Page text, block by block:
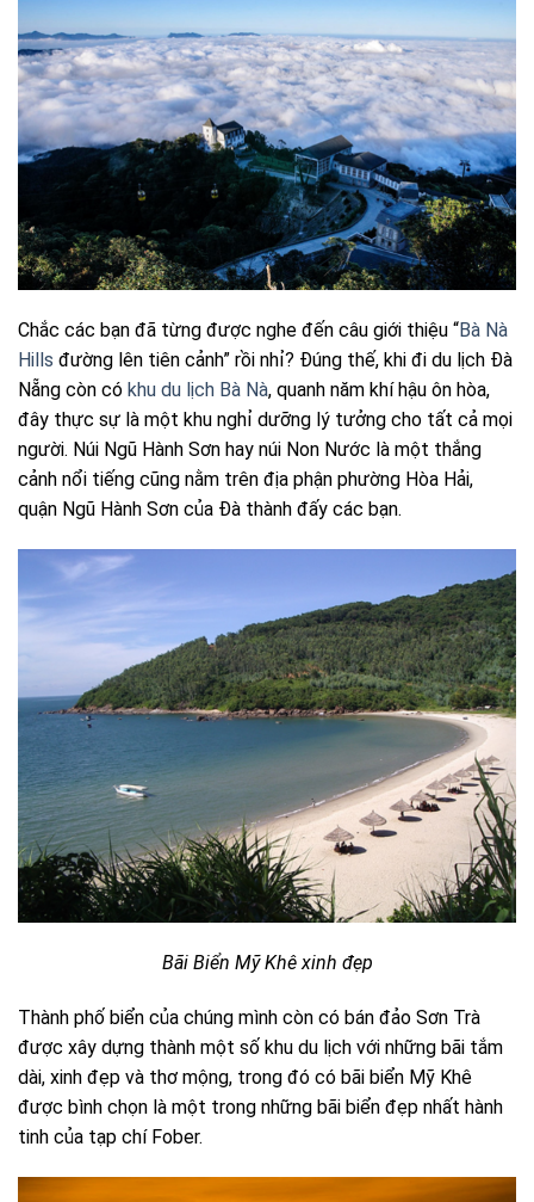
Chắc các bạn đã từng được nghe đến câu giới thiệu “Bà Nà
Hills đường lên tiên cảnh” rồi nhỉ? Đúng thế, khi đi du lịch Đà
Nẵng còn có khu du lịch Bà Nà, quanh năm khí hậu ôn hòa,
đây thực sự là một khu nghỉ dưỡng lý tưởng cho tất cả mọi
người. Núi Ngũ Hành Sơn hay núi Non Nước là một thắng
cảnh nổi tiếng cũng nằm trên địa phận phường Hòa Hải,
quận Ngũ Hành Sơn của Đà thành đấy các bạn.
Bãi Biển Mỹ Khê xinh đẹp
Thành phố biển của chúng mình còn có bán đảo Sơn Trà
được xây dựng thành một số khu du lịch với những bãi tắm
dài, xinh đẹp và thơ mộng, trong đó có bãi biển Mỹ Khê
được bình chọn là một trong những bãi biển đẹp nhất hành
tinh của tạp chí Fober.